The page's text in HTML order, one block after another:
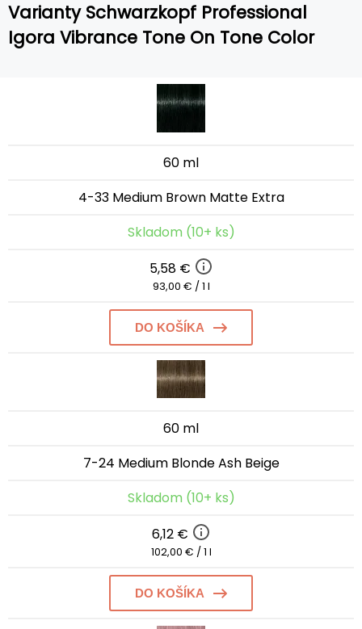
Varianty Schwarzkopf Professional
Igora Vibrance Tone On Tone Color
60 ml
4-33 Medium Brown Matte Extra
Skladom (10+ ks)
5,58 €
93,00 € / 1 l
DO KOŠÍKA
60 ml
7-24 Medium Blonde Ash Beige
Skladom (10+ ks)
6,12 €
102,00 € / 1 l
DO KOŠÍKA